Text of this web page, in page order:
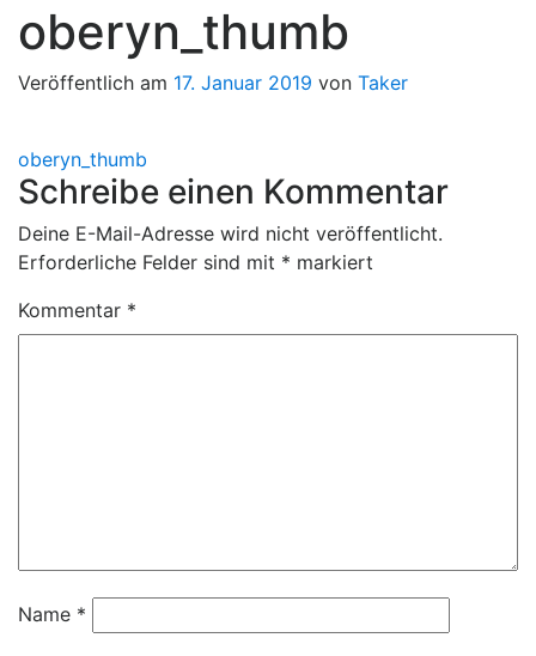
oberyn_thumb
Veröffentlich am 17. Januar 2019 von Taker
Beitragsnavigation
oberyn_thumb
Schreibe einen Kommentar
Deine E-Mail-Adresse wird nicht veröffentlicht.
Erforderliche Felder sind mit * markiert
Kommentar *
Name *